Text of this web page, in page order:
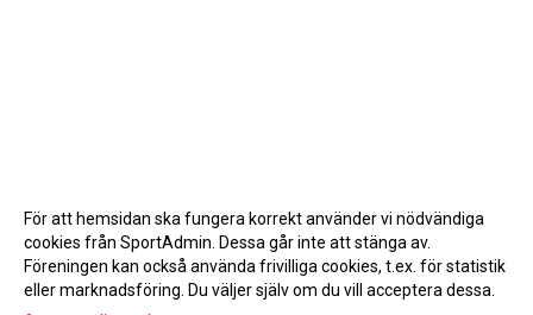
För att hemsidan ska fungera korrekt använder vi nödvändiga
cookies från SportAdmin. Dessa går inte att stänga av.
Föreningen kan också använda frivilliga cookies, t.ex. för statistik
eller marknadsföring. Du väljer själv om du vill acceptera dessa.